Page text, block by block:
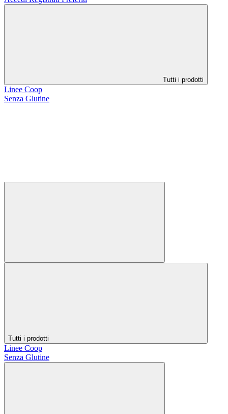
Tutti i prodotti
Linee Coop
Senza Glutine
Tutti i prodotti
Linee Coop
Senza Glutine